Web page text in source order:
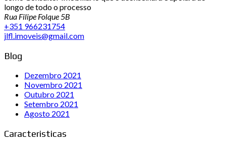
longo de todo o processo
Rua Filipe Folque 5B
+351 966231754
jlfl.imoveis@gmail.com
Blog
Dezembro 2021
Novembro 2021
Outubro 2021
Setembro 2021
Agosto 2021
Caracteristicas